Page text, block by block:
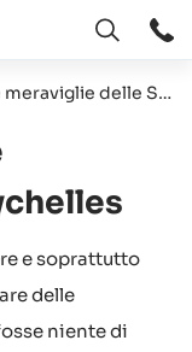
Aperto
In Catamarano tra le meraviglie delle Seychelles
e soprattutto
delle
niente di